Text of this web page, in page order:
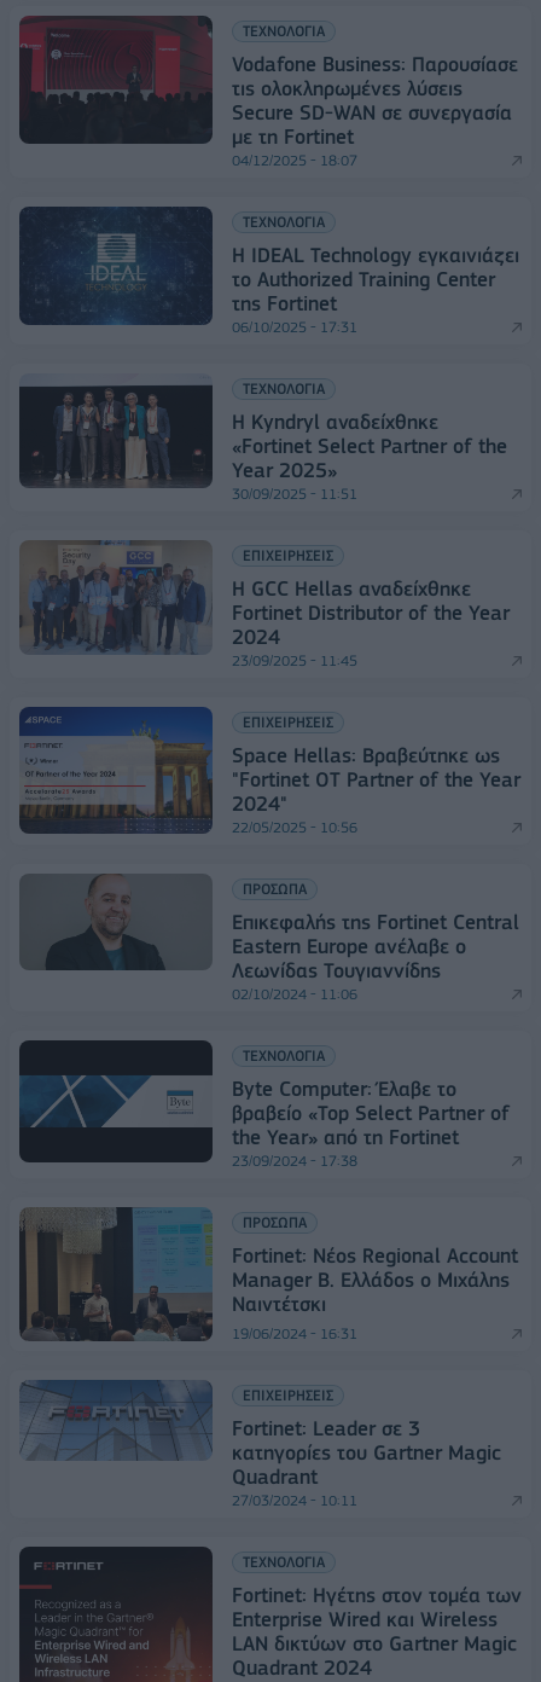
ΤΕΧΝΟΛΟΓΙΑ
Vodafone Business: Παρουσίασε
τις ολοκληρωμένες λύσεις
Secure SD-WAN σε συνεργασία
με τη Fortinet
04/12/2025 - 18:07
ΤΕΧΝΟΛΟΓΙΑ
Η IDEAL Technology εγκαινιάζει
το Authorized Training Center
της Fortinet
06/10/2025 - 17:31
ΤΕΧΝΟΛΟΓΙΑ
Η Kyndryl αναδείχθηκε
«Fortinet Select Partner of the
Year 2025»
30/09/2025 - 11:51
ΕΠΙΧΕΙΡΗΣΕΙΣ
Η GCC Hellas αναδείχθηκε
Fortinet Distributor of the Year
2024
23/09/2025 - 11:45
ΕΠΙΧΕΙΡΗΣΕΙΣ
Space Hellas: Βραβεύτηκε ως
"Fortinet OT Partner of the Year
2024"
22/05/2025 - 10:56
ΠΡΟΣΩΠΑ
Επικεφαλής της Fortinet Central
Eastern Europe ανέλαβε ο
Λεωνίδας Τουγιαννίδης
02/10/2024 - 11:06
ΤΕΧΝΟΛΟΓΙΑ
Byte Computer: Έλαβε το
βραβείο «Top Select Partner of
the Year» από τη Fortinet
23/09/2024 - 17:38
ΠΡΟΣΩΠΑ
Fortinet: Νέος Regional Account
Manager Β. Ελλάδος ο Μιχάλης
Ναιντέτσκι
19/06/2024 - 16:31
ΕΠΙΧΕΙΡΗΣΕΙΣ
Fortinet: Leader σε 3
κατηγορίες του Gartner Magic
Quadrant
27/03/2024 - 10:11
ΤΕΧΝΟΛΟΓΙΑ
Fortinet: Ηγέτης στον τομέα των
Enterprise Wired και Wireless
LAN δικτύων στο Gartner Magic
Quadrant 2024